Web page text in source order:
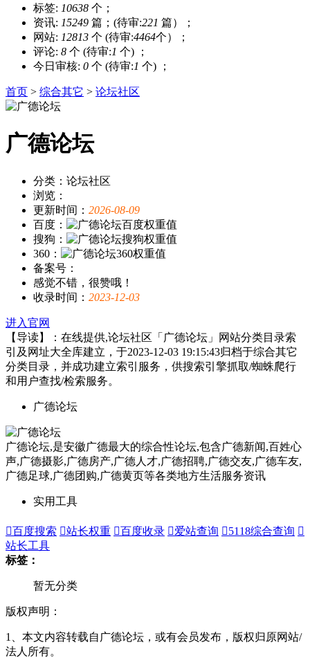
标签: 10638 个；
资讯: 15249 篇；(待审:221 篇）；
网站: 12813 个 (待审:4464个）；
评论: 8 个 (待审:1 个) ；
今日审核: 0 个 (待审:1 个) ；
首页 > 综合其它 > 论坛社区
广德论坛
分类：论坛社区
浏览：
更新时间： 2026-08-09
百度：
搜狗：
360：
备案号：
感觉不错，很赞哦！
收录时间： 2023-12-03
进入官网
【导读】：在线提供,论坛社区「广德论坛」网站分类目录索
引及网址大全库建立，于2023-12-03 19:15:43归档于综合其它
分类目录，并成功建立索引服务，供搜索引擎抓取/蜘蛛爬行
和用户查找/检索服务。
广德论坛
广德论坛,是安徽广德最大的综合性论坛,包含广德新闻,百姓心
声,广德摄影,广德房产,广德人才,广德招聘,广德交友,广德车友,
广德足球,广德团购,广德黄页等各类地方生活服务资讯
实用工具
百度搜索 站长权重 百度收录 爱站查询 5118综合查询 
站长工具
标签：
暂无分类
版权声明：
1、本文内容转载自广德论坛，或有会员发布，版权归原网站/
法人所有。